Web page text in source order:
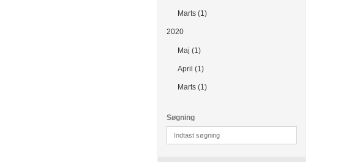
Marts (1)
2020
Maj (1)
April (1)
Marts (1)
Søgning